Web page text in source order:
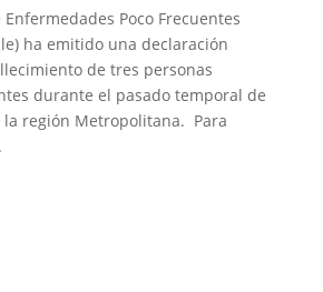
Poco Frecuentes
ha emitido una declaración
de tres personas
durante el pasado temporal de
región Metropolitana. Para